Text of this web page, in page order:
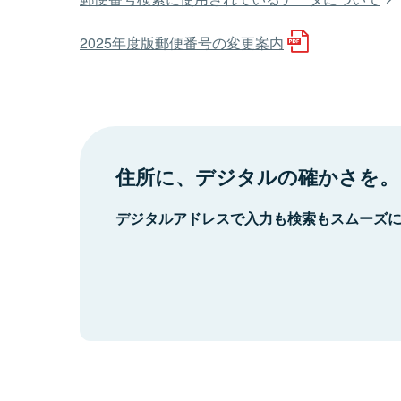
2025年度版郵便番号の変更案内
住所に、デジタルの確かさを。
デジタルアドレスで入力も検索もスムーズ